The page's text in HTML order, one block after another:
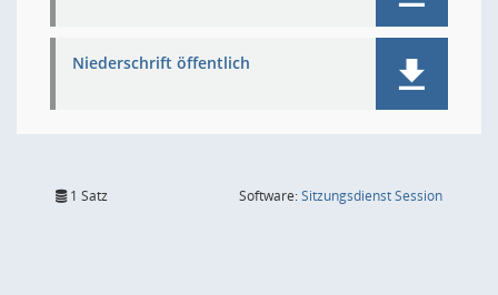
Niederschrift öffentlich
1 Satz Software:SitzungsdienstSession(Wird in